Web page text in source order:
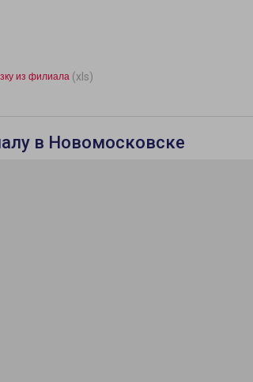
из филиала (xls)
в Новомосковске